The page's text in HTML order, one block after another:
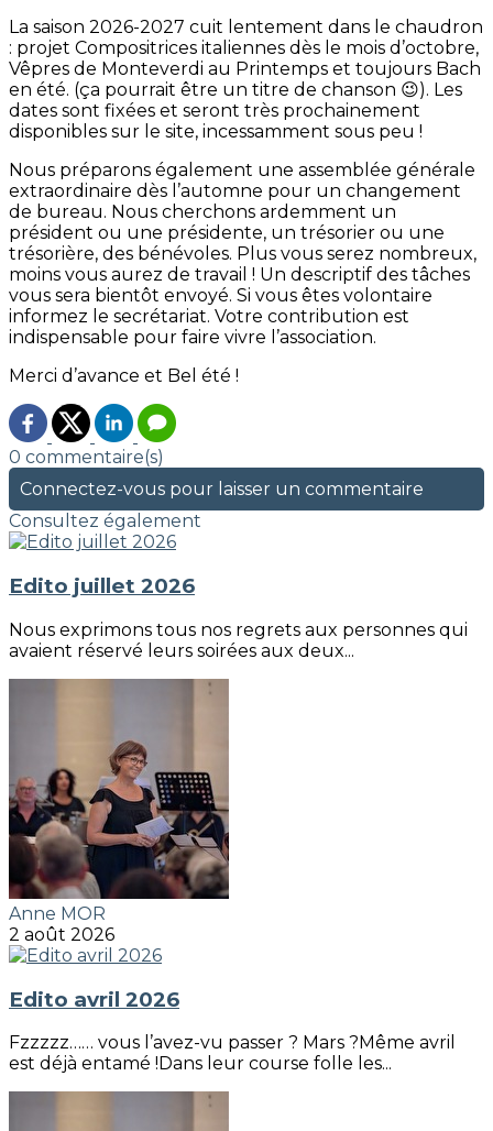
La saison 2026-2027 cuit lentement dans le chaudron
: projet Compositrices italiennes dès le mois d’octobre,
Vêpres de Monteverdi au Printemps et toujours Bach
en été. (ça pourrait être un titre de chanson 😉). Les
dates sont fixées et seront très prochainement
disponibles sur le site, incessamment sous peu !
Nous préparons également une assemblée générale
extraordinaire dès l’automne pour un changement
de bureau. Nous cherchons ardemment un
président ou une présidente, un trésorier ou une
trésorière, des bénévoles. Plus vous serez nombreux,
moins vous aurez de travail ! Un descriptif des tâches
vous sera bientôt envoyé. Si vous êtes volontaire
informez le secrétariat. Votre contribution est
indispensable pour faire vivre l’association.
Merci d’avance et Bel été !
0 commentaire(s)
Connectez-vous pour laisser un commentaire
Consultez également
Edito juillet 2026
Nous exprimons tous nos regrets aux personnes qui
avaient réservé leurs soirées aux deux...
Anne MOR
2 août 2026
Edito avril 2026
Fzzzzz…… vous l’avez-vu passer ? Mars ?Même avril
est déjà entamé !Dans leur course folle les...